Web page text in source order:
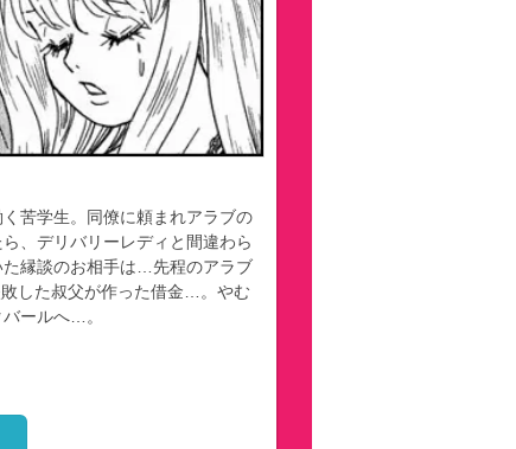
苦学生。同僚に頼まれアラブの
、デリバリーレディと間違わら
縁談のお相手は…先程のアラブ
した叔父が作った借金…。やむ
ールへ…。